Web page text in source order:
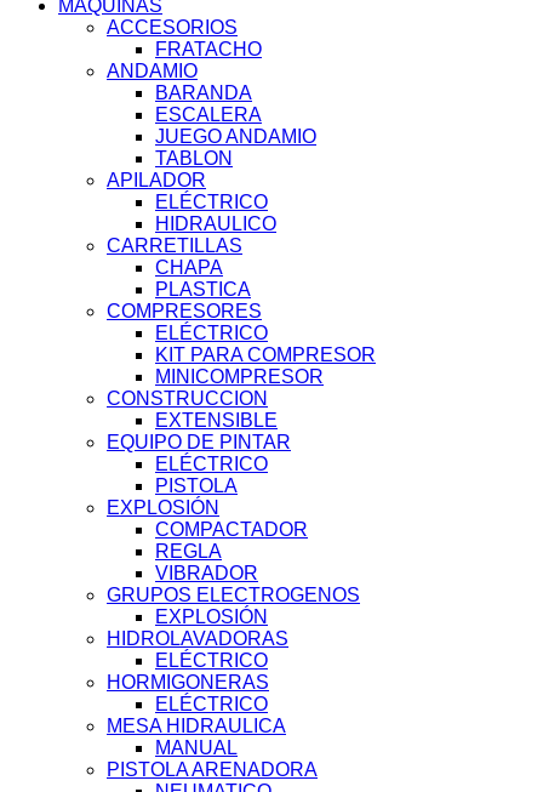
MAQUINAS
ACCESORIOS
FRATACHO
ANDAMIO
BARANDA
ESCALERA
JUEGO ANDAMIO
TABLON
APILADOR
ELÉCTRICO
HIDRAULICO
CARRETILLAS
CHAPA
PLASTICA
COMPRESORES
ELÉCTRICO
KIT PARA COMPRESOR
MINICOMPRESOR
CONSTRUCCION
EXTENSIBLE
EQUIPO DE PINTAR
ELÉCTRICO
PISTOLA
EXPLOSIÓN
COMPACTADOR
REGLA
VIBRADOR
GRUPOS ELECTROGENOS
EXPLOSIÓN
HIDROLAVADORAS
ELÉCTRICO
HORMIGONERAS
ELÉCTRICO
MESA HIDRAULICA
MANUAL
PISTOLA ARENADORA